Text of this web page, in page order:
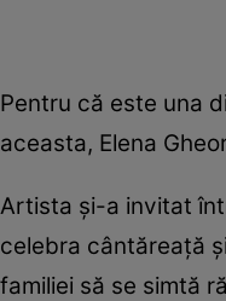
Pentru că este una
aceasta, Elena
Artista şi-a invitat
celebra cântăreaţă
familiei să se simtă